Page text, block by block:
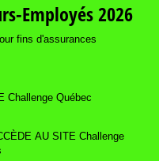
Employés 2026
fins d'assurances
Challenge Québec
AU SITE Challenge